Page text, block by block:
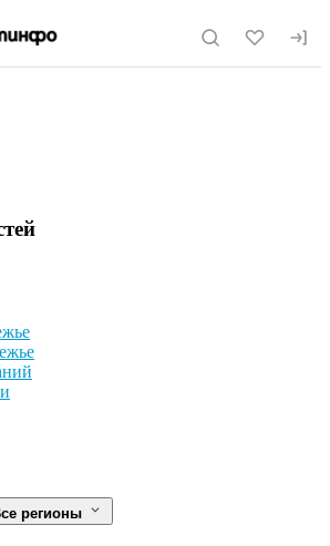
по сайту fruitinfo.ru
поголовье яков
регионы